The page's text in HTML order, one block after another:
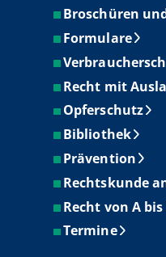
Broschüren
Formulare
Recht mit
Opferschutz
Bibliothek
Prävention
Rechtskunde
Recht von A bis
Termine